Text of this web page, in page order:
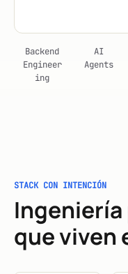
Backend
Engineer
ing
AI
Agents
STACK CON INTENCIÓN
Ingeniería
que viven